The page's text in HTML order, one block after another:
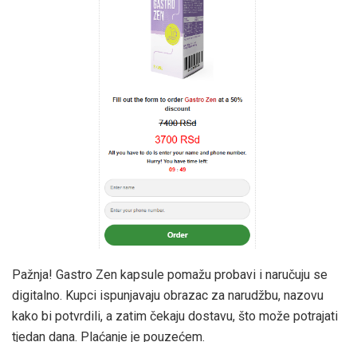
Pažnja! Gastro Zen kapsule pomažu probavi i naručuju se
digitalno. Kupci ispunjavaju obrazac za narudžbu, nazovu
kako bi potvrdili, a zatim čekaju dostavu, što može potrajati
tjedan dana. Plaćanje je pouzećem.